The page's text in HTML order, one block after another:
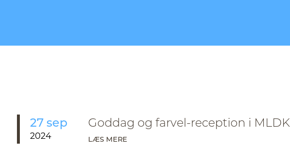
27 sep
2024
Goddag og farvel-reception i MLDK
LÆS MERE